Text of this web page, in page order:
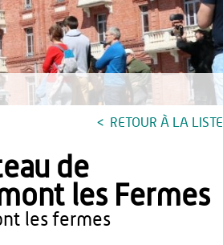
RETOUR À LA LISTE
de
les Fermes
les fermes